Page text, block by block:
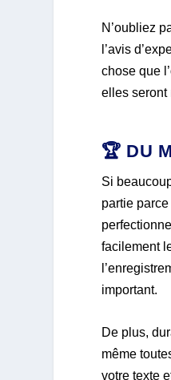
N’oubliez
l’avis
chose que
elles seront
🏆 DU
Si
partie
facilement
important.
De plus,
même
votre texte